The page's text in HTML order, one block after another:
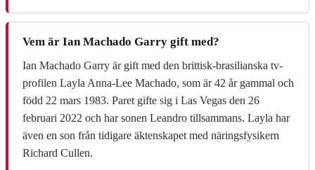
Vem är Ian Machado Garry gift med?
Ian Machado Garry är gift med den brittisk-brasilianska tv-
profilen Layla Anna-Lee Machado, som är 42 år gammal och
född 22 mars 1983. Paret gifte sig i Las Vegas den 26
februari 2022 och har sonen Leandro tillsammans. Layla har
även en son från tidigare äktenskapet med näringsfysikern
Richard Cullen.